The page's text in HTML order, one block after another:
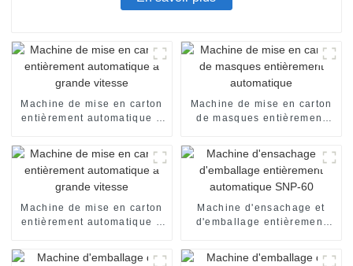
Machine de mise en carton
entièrement automatique à
Machine de mise en carton
de masques entièrement
Machine de mise en carton
entièrement automatique à
Machine d'ensachage et
d'emballage entièrement